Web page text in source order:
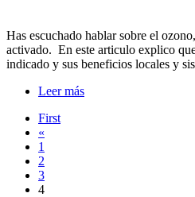
Has escuchado hablar sobre el
activado. En este articulo explico
indicado y sus beneficios locales y
Leer más
First
«
1
2
3
4